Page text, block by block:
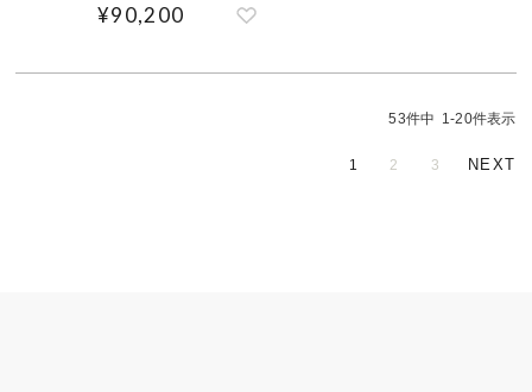
¥90,200
53件中 1-20件表示
1 2 3